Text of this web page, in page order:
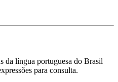
da língua portuguesa do Brasil
para consulta.